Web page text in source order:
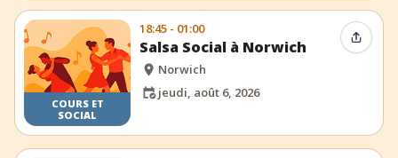
COURS ET
SOCIAL
18:45 - 01:00
Salsa Social à Norwich
Norwich
jeudi, août 6, 2026